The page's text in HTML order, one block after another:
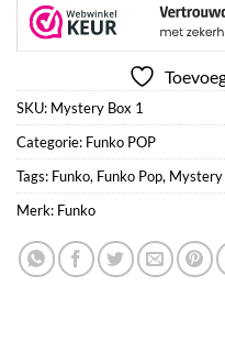
SKU: Mystery Box 1
Categorie: Funko POP
Tags: Funko, Funko Pop, Mystery
Merk: Funko